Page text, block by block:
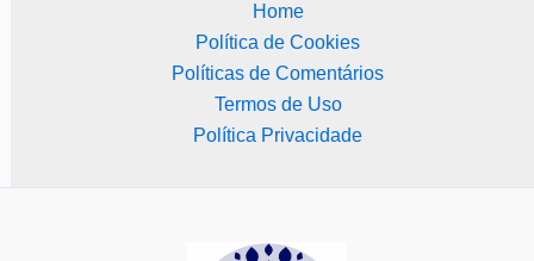
Home
Política de Cookies
Políticas de Comentários
Termos de Uso
Política Privacidade